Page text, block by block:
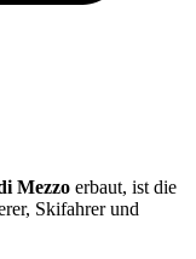
Mezzo erbaut, ist die
Skifahrer und